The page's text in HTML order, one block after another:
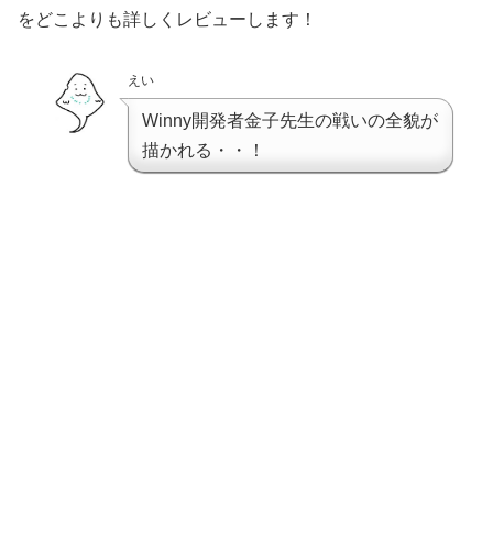
をどこよりも詳しくレビューします！
えい
Winny開発者金子先生の戦いの全貌が
描かれる・・！